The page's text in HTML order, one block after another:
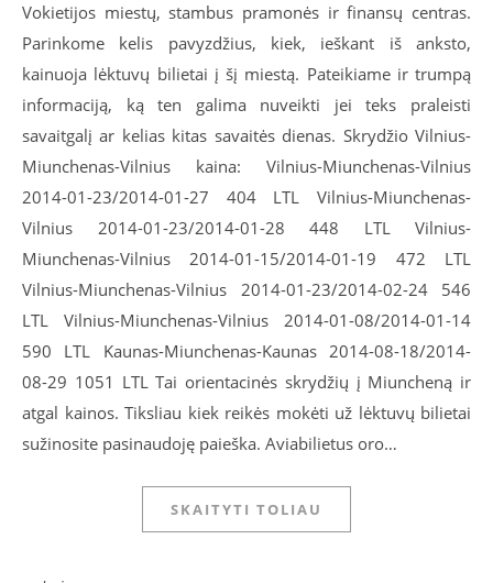
Vokietijos miestų, stambus pramonės ir finansų centras.
Parinkome kelis pavyzdžius, kiek, ieškant iš anksto,
kainuoja lėktuvų bilietai į šį miestą. Pateikiame ir trumpą
informaciją, ką ten galima nuveikti jei teks praleisti
savaitgalį ar kelias kitas savaitės dienas. Skrydžio Vilnius-
Miunchenas-Vilnius kaina: Vilnius-Miunchenas-Vilnius
2014-01-23/2014-01-27 404 LTL Vilnius-Miunchenas-
Vilnius 2014-01-23/2014-01-28 448 LTL Vilnius-
Miunchenas-Vilnius 2014-01-15/2014-01-19 472 LTL
Vilnius-Miunchenas-Vilnius 2014-01-23/2014-02-24 546
LTL Vilnius-Miunchenas-Vilnius 2014-01-08/2014-01-14
590 LTL Kaunas-Miunchenas-Kaunas 2014-08-18/2014-
08-29 1051 LTL Tai orientacinės skrydžių į Miuncheną ir
atgal kainos. Tiksliau kiek reikės mokėti už lėktuvų bilietai
sužinosite pasinaudoję paieška. Aviabilietus oro…
SKAITYTI TOLIAU